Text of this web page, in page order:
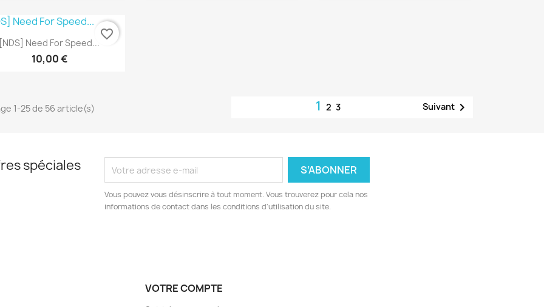
Aperçu rapide
[NDS] Need For Speed...
10,00 €
favorite_border
1-25 de 56 article(s) 123 Suivant
spéciales
Vous pouvez vous désinscrire à tout moment. Vous trouverez pour cela nos
informations de contact dans les conditions d'utilisation du site.
VOTRE COMPTE